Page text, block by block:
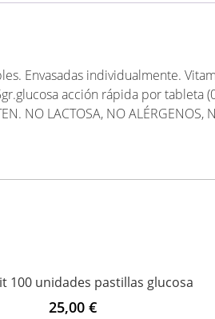
Envasadas individualmente.
acción rápida por tableta
NO LACTOSA, NO ALÉRGENOS,
100 unidades pastillas glucosa
25,00€